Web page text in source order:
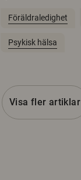
Föräldraledighet
Psykisk hälsa
Visa fler artiklar